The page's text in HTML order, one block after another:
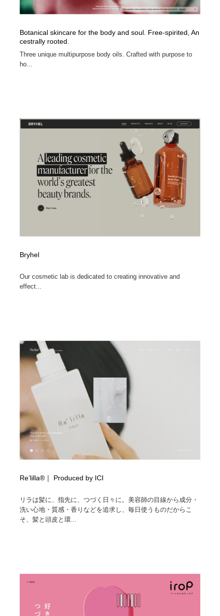
Botanical skincare for the body and soul. Free-spirited, An
cestrally rooted.
Three unique multipurpose body oils. Crafted with purpose to
ho...
Bryhel
Our cosmetic lab is dedicated to creating innovative and
effect...
Re’lilla®｜ Produced by ICI
リラは髪に、指先に、つづく日々に。美容師の目線から成分・
洗い心地・質感・香りなどを追求し、毎日使うものだからこ
そ、髪と頭皮と環...